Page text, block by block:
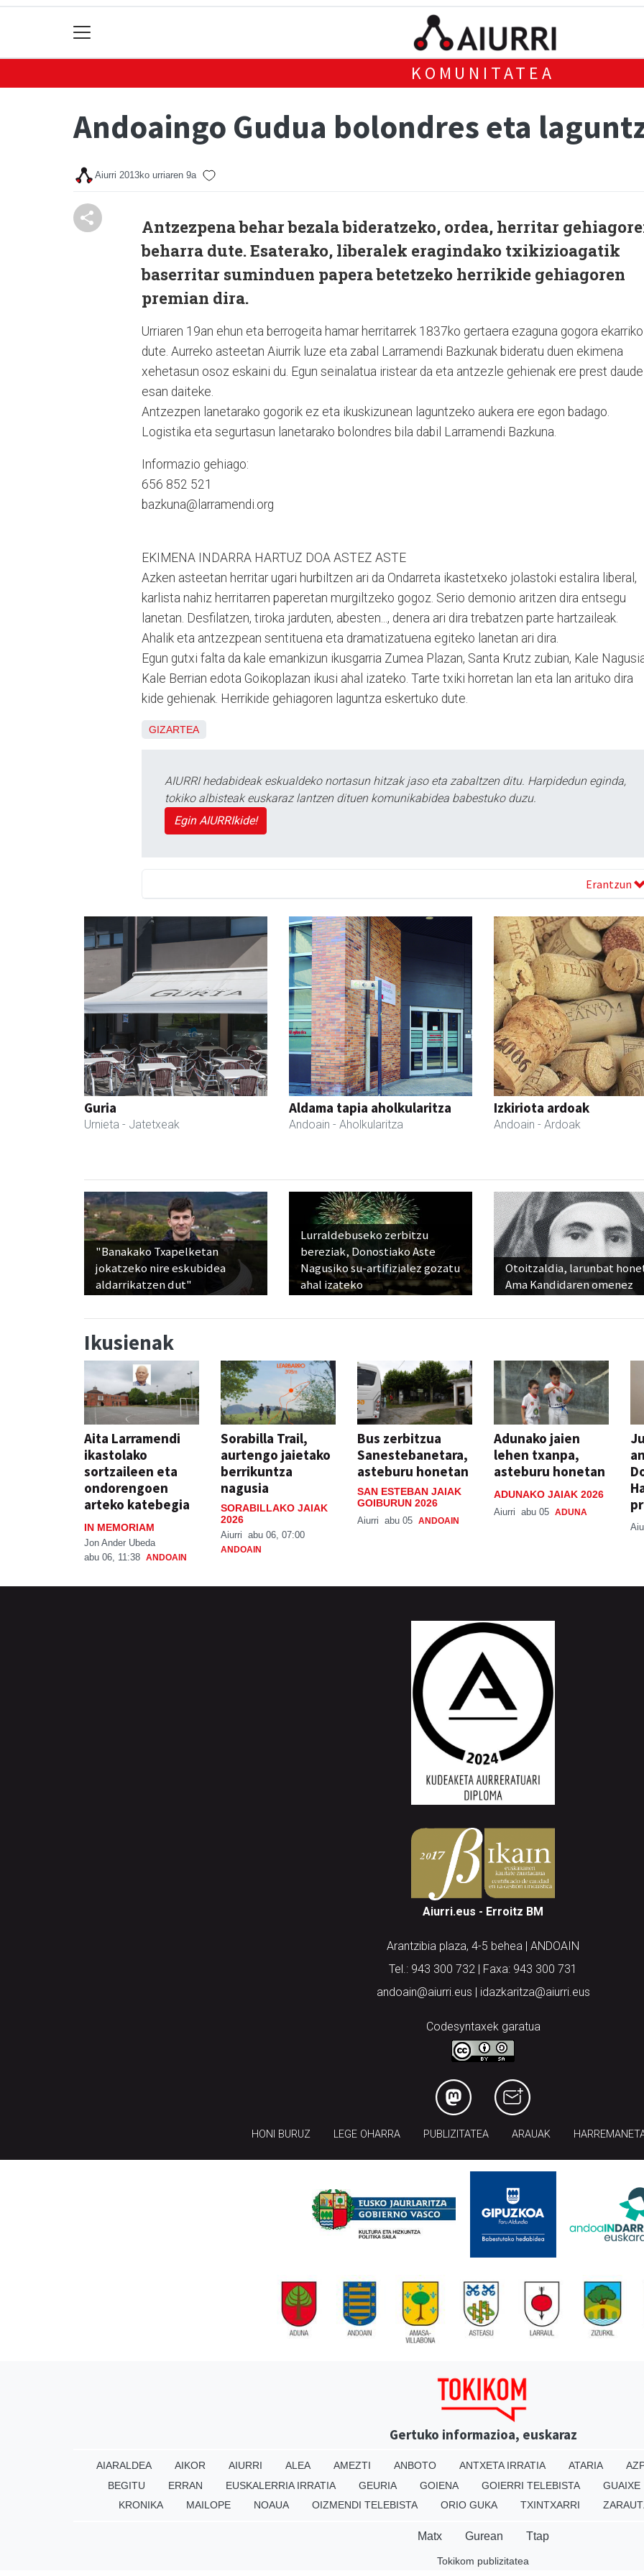
KOMUNITATEA
Andoaingo Gudua bolondres eta
Aiurri 2013ko urriaren 9a
Antzezpena behar bezala bideratzeko, ordea, herritar
beharra dute. Esaterako, liberalek eragindako txikizioagatik
baserritar suminduen papera betetzeko herrikide gehiagoren
premian dira.
Urriaren 19an ehun eta berrogeita hamar herritarrek 1837ko gertaera ezaguna gogora ekarriko
dute. Aurreko asteetan Aiurrik luze eta zabal Larramendi Bazkunak bideratu duen ekimena
xehetasun osoz eskaini du. Egun seinalatua iristear da eta antzezle gehienak ere prest
esan daiteke.
Antzezpen lanetarako gogorik ez eta ikuskizunean laguntzeko aukera ere egon badago.
Logistika eta segurtasun lanetarako bolondres bila dabil Larramendi Bazkuna.
Informazio gehiago:
656 852 521
bazkuna@larramendi.org
EKIMENA INDARRA HARTUZ DOA ASTEZ ASTE
Azken asteetan herritar ugari hurbiltzen ari da Ondarreta ikastetxeko jolastoki estalira liberal,
karlista nahiz herritarren paperetan murgiltzeko gogoz. Serio demonio aritzen dira entsegu
lanetan. Desfilatzen, tiroka jarduten, abesten..., denera ari dira trebatzen parte hartzaileak.
Ahalik eta antzezpean sentituena eta dramatizatuena egiteko lanetan ari dira.
Egun gutxi falta da kale emankizun ikusgarria Zumea Plazan, Santa Krutz zubian, Kale
Kale Berrian edota Goikoplazan ikusi ahal izateko. Tarte txiki horretan lan eta lan arituko dira
kide gehienak. Herrikide gehiagoren laguntza eskertuko dute.
GIZARTEA
AIURRI hedabideak eskualdeko nortasun hitzak jaso eta zabaltzen ditu. Harpidedun eginda,
tokiko albisteak euskaraz lantzen dituen komunikabidea babestuko duzu.
Egin AIURRIkide!
Erantzun
Guria
Urnieta - Jatetxeak
Aldama tapia aholkularitza
Andoain - Aholkularitza
Izkiriota ardoak
Andoain - Ardoak
"Banakako Txapelketan
jokatzeko nire eskubidea
aldarrikatzen dut"
Lurraldebuseko zerbitzu
bereziak, Donostiako Aste
Nagusiko su-artifizialez gozatu
ahal izateko
Otoitzaldia, larunbat
Ama Kandidaren omenez
Ikusienak
Aita Larramendi
ikastolako
sortzaileen eta
ondorengoen
arteko katebegia
IN MEMORIAM
Jon Ander Ubeda
abu 06, 11:38 ANDOAIN
Sorabilla Trail,
aurtengo jaietako
berrikuntza
nagusia
SORABILLAKO JAIAK
2026
Aiurri abu 06, 07:00
ANDOAIN
Bus zerbitzua
Sanestebanetara,
asteburu honetan
SAN ESTEBAN JAIAK
GOIBURUN 2026
Aiurri abu 05 ANDOAIN
Adunako jaien
lehen txanpa,
asteburu honetan
ADUNAKO JAIAK 2026
Aiurri abu 05 ADUNA
Aiurri.eus - Erroitz BM
Arantzibia plaza, 4-5 behea | ANDOAIN
Tel.: 943 300 732 | Faxa: 943 300 731
andoain@aiurri.eus | idazkaritza@aiurri.eus
Codesyntaxek garatua
HONI BURUZ LEGE OHARRA PUBLIZITATEA ARAUAK
Gertuko informazioa, euskaraz
AIARALDEA AIKOR AIURRI ALEA AMEZTI ANBOTO ANTXETA IRRATIA ATARIA
BEGITU
ERRAN EUSKALERRIA IRRATIA GEURIA GOIENA GOIERRI TELEBISTA
GUAIXE
KRONIKA
MAILOPE NOAUA OIZMENDI TELEBISTA ORIO GUKA TXINTXARRI
Matx Gurean Ttap
Tokikom publizitatea